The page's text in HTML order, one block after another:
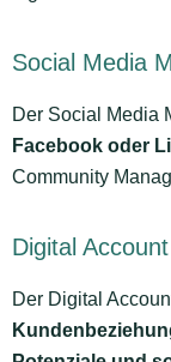
Social Media
Der Social Media
Facebook oder
Community
Digital
Der Digital